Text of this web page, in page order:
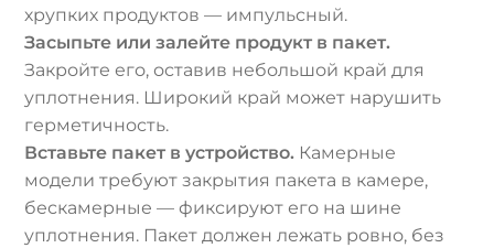
хрупких продуктов — импульсный.
Засыпьте или залейте продукт в пакет.
Закройте его, оставив небольшой край для
уплотнения. Широкий край может нарушить
герметичность.
Вставьте пакет в устройство. Камерные
модели требуют закрытия пакета в камере,
бескамерные — фиксируют его на шине
уплотнения. Пакет должен лежать ровно, без